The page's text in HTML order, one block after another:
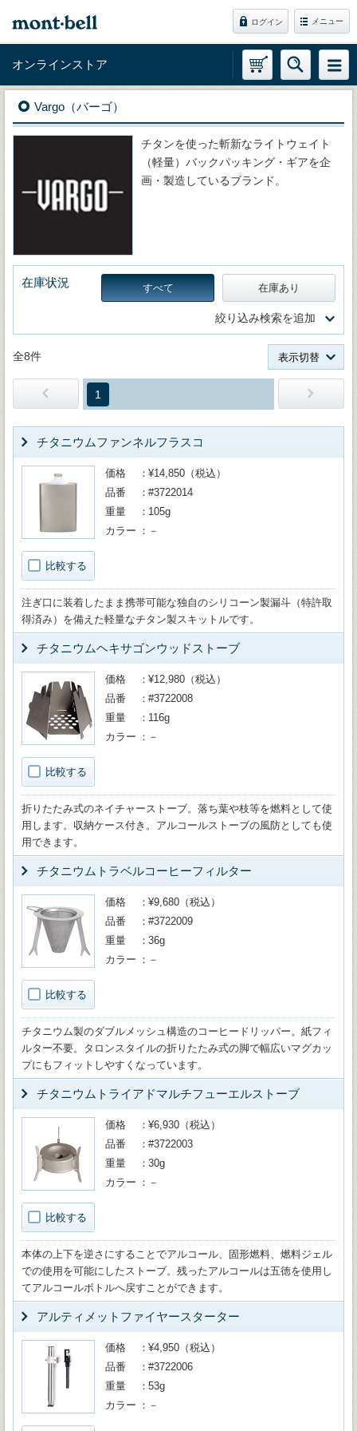
ログイン メニュー
オンラインストア
Vargo（バーゴ）
チタンを使った斬新なライトウェイト
（軽量）バックパッキング・ギアを企
画・製造しているブランド。
在庫状況 すべて 在庫あり
絞り込み検索を追加
全8件 表示切替
1
チタニウムファンネルフラスコ
比較する
価格
¥14,850（税込）
品番
#3722014
重量
105g
カラー
－
注ぎ口に装着したまま携帯可能な独自のシリコーン製漏斗（特許取
得済み）を備えた軽量なチタン製スキットルです。
チタニウムヘキサゴンウッドストーブ
比較する
価格
¥12,980（税込）
品番
#3722008
重量
116g
カラー
－
折りたたみ式のネイチャーストーブ。落ち葉や枝等を燃料として使
用します。収納ケース付き。アルコールストーブの風防としても使
用できます。
チタニウムトラベルコーヒーフィルター
比較する
価格
¥9,680（税込）
品番
#3722009
重量
36g
カラー
－
チタニウム製のダブルメッシュ構造のコーヒードリッパー。紙フィ
ルター不要。タロンスタイルの折りたたみ式の脚で幅広いマグカッ
プにもフィットしやすくなっています。
チタニウムトライアドマルチフューエルストーブ
比較する
価格
¥6,930（税込）
品番
#3722003
重量
30g
カラー
－
本体の上下を逆さにすることでアルコール、固形燃料、燃料ジェル
での使用を可能にしたストーブ。残ったアルコールは五徳を使用し
てアルコールボトルへ戻すことができます。
アルティメットファイヤースターター
価格
¥4,950（税込）
品番
#3722006
重量
53g
カラー
－